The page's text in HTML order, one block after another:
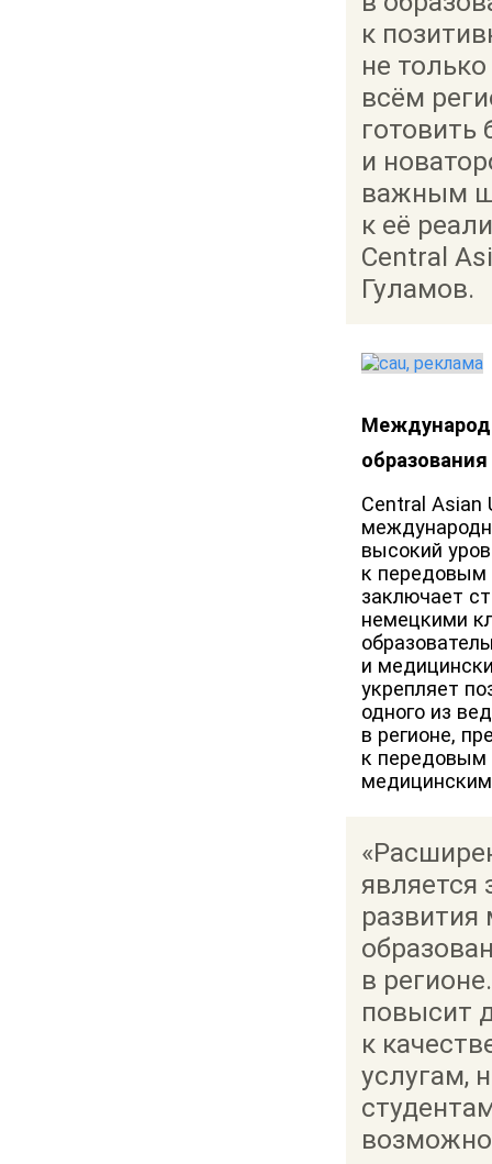
к
не
всём
готовить
и
важным
к её
Central
Гуламов.
образования
Central Asian
высокий
к передовым
заключает
немецкими
и
укрепляет
одного из
в регионе,
к передовым
развития
в
повысит
к
услугам,